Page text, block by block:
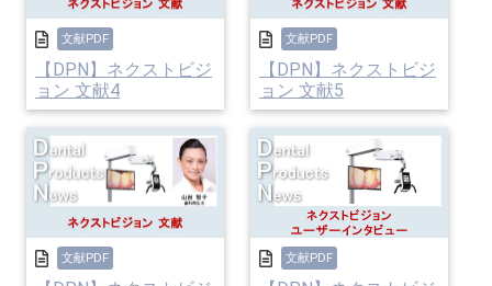
文献PDF
【DPN】ネクストビジ
ョン 文献4
文献PDF
【DPN】ネクストビジ
ョン 文献5
文献PDF 文献PDF